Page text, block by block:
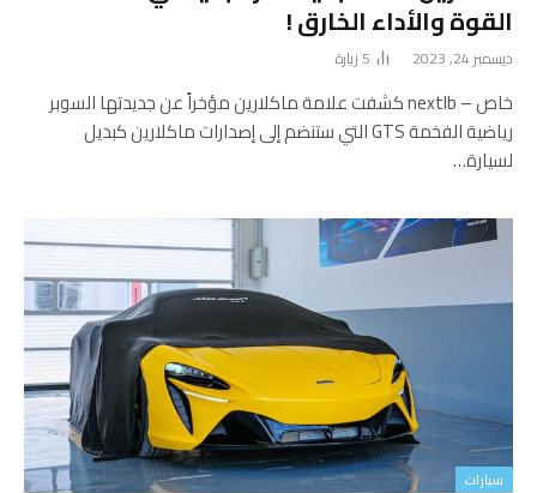
القوة والأداء الخارق !
ديسمبر 24, 2023 5 زيارة
خاص – nextlb كشفت علامة ماكلارين مؤخراً عن جديدتها السوبر
رياضية الفخمة GTS التي ستنضم إلى إصدارات ماكلارين كبديل
لسيارة…
سيارات